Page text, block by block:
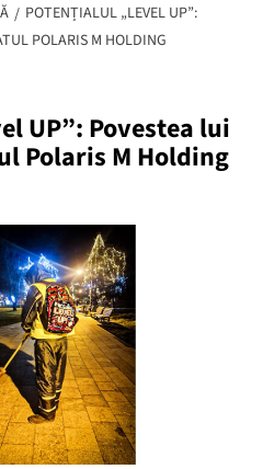
POTENȚIALUL „LEVEL UP”:
POLARIS M HOLDING
UP”: Povestea lui
Polaris M Holding